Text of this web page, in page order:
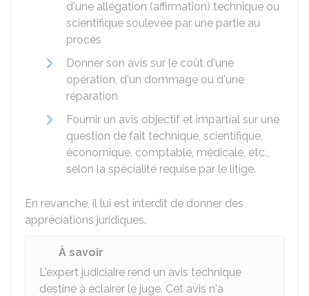
d'une allégation (affirmation) technique ou
scientifique soulevée par une partie au
procès
Donner son avis sur le coût d'une
opération, d'un dommage ou d'une
réparation
Fournir un avis objectif et impartial sur une
question de fait technique, scientifique,
économique, comptable, médicale, etc.,
selon la spécialité requise par le litige.
En revanche, il lui est interdit de donner des
appréciations juridiques.
À savoir
L'expert judiciaire rend un avis technique
destiné à éclairer le juge. Cet avis n'a